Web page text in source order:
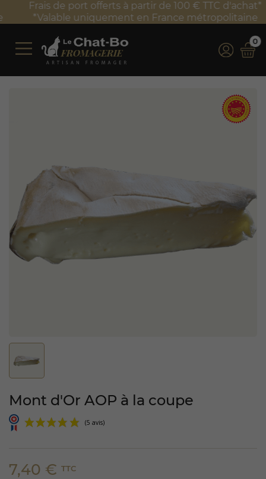
Frais de port offerts à partir de 100 € TTC d'achat*
*Valable uniquement en France métropolitaine
0
Mont d'Or AOP à la coupe
7,40 € TTC